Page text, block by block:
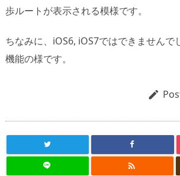
歩ルートが表示される模様です。
ちなみに、iOS6, iOS7ではできませんで
機能の様です。

